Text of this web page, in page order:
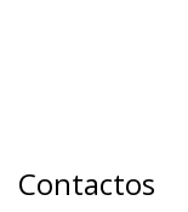
Contactos